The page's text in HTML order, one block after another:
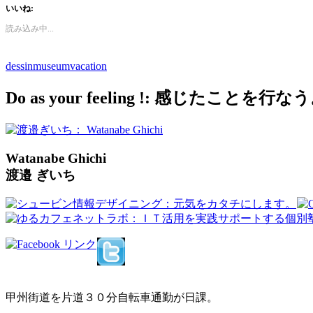
いいね:
読み込み中...
dessinmuseumvacation
Do as your feeling !: 感じたことを行な
Watanabe Ghichi
渡邉 ぎいち
甲州街道を片道３０分自転車通勤が日課。